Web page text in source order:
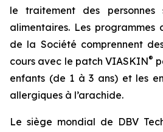
le traitement des personnes
alimentaires. Les programmes
de la Société comprennent
cours avec le patch VIASKIN®
enfants (de 1 à 3 ans) et les
allergiques à l’arachide.
Le siège mondial de DBV